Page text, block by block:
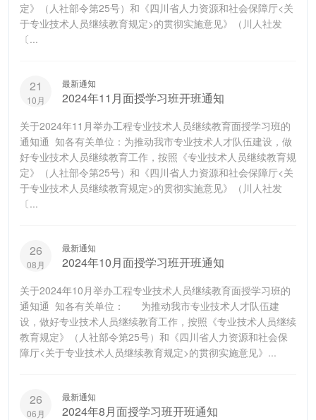
定》（人社部令第25号）和《四川省人力资源和社会保障厅<关
于专业技术人员继续教育规定>的贯彻实施意见》（川人社发
〔...
21
10月
最新通知
2024年11月面授学习班开班通知
关于2024年11月举办工程专业技术人员继续教育面授学习班的
通知通 知各有关单位：为推动我市专业技术人才队伍建设，做
好专业技术人员继续教育工作，按照《专业技术人员继续教育规
定》（人社部令第25号）和《四川省人力资源和社会保障厅<关
于专业技术人员继续教育规定>的贯彻实施意见》（川人社发
〔...
26
08月
最新通知
2024年10月面授学习班开班通知
关于2024年10月举办工程专业技术人员继续教育面授学习班的
通知通 知各有关单位： 为推动我市专业技术人才队伍建
设，做好专业技术人员继续教育工作，按照《专业技术人员继续
教育规定》（人社部令第25号）和《四川省人力资源和社会保
障厅<关于专业技术人员继续教育规定>的贯彻实施意见》...
26
06月
最新通知
2024年8月面授学习班开班通知